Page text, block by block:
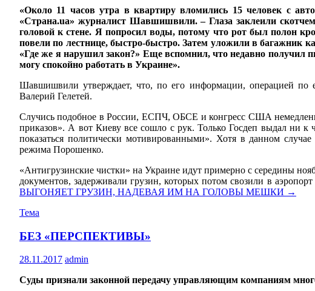
«Около 11 часов утра в квартиру вломились 15 человек с
«Страна.ua» журналист Шавшишвили. – Глаза заклеили
головой к стене. Я попросил воды, потому что рот был полон
повели по лестнице, быстро-быстро. Затем уложили в багажник
«Где же я нарушил закон?» Еще вспомнил, что недавно
могу спокойно работать в Украине».
Шавшишвили утверждает, что, по его информации, операцией по
Валерий Гелетей.
Случись подобное в России, ЕСПЧ, ОБСЕ и конгресс США
приказов». А вот Киеву все сошло с рук. Только Госдеп выдал ни к
показаться политически мотивированными». Хотя в данном
режима Порошенко.
«Антигрузинские чистки» на Украине идут примерно с середины
документов, задерживали грузин, которых потом свозили в
ВЫГОНЯЕТ ГРУЗИН, НАДЕВАЯ ИМ НА ГОЛОВЫ МЕШКИ →
Тема
БЕЗ «ПЕРСПЕКТИВЫ»
28.11.2017 admin
Суды признали законной передачу управляющим компаниям